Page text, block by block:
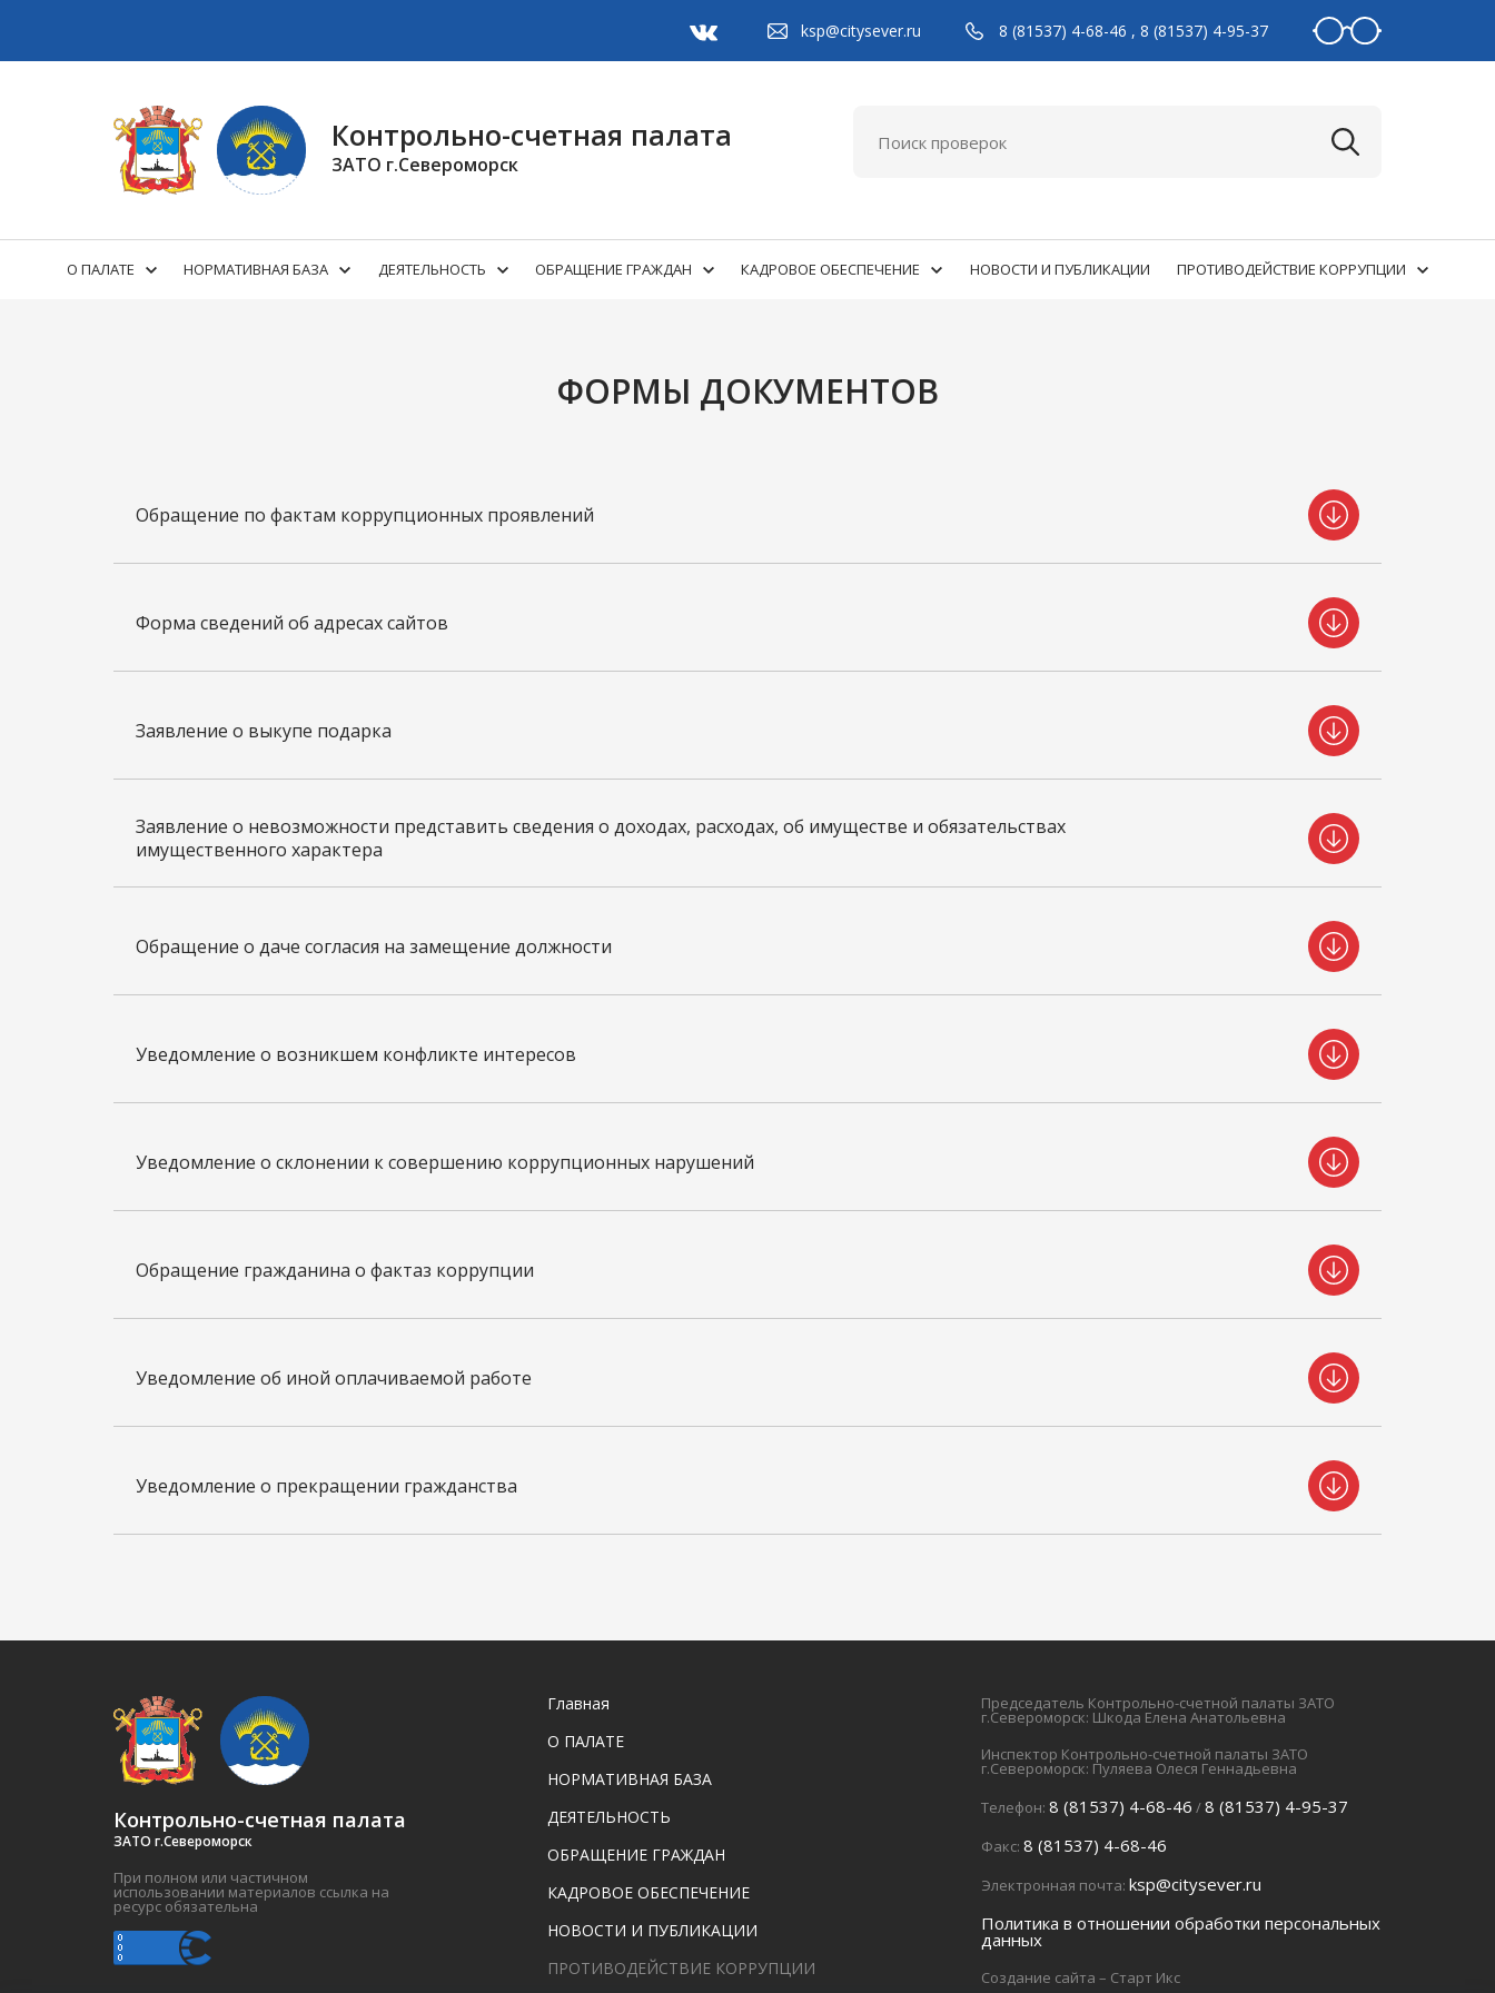
ksp@citysever.ru 8 (81537) 4-68-46 ,8 (81537) 4-95-37
Контрольно-счетная палата
ЗАТО г.Североморск
О ПАЛАТЕ НОРМАТИВНАЯ БАЗА ДЕЯТЕЛЬНОСТЬ ОБРАЩЕНИЕ ГРАЖДАН КАДРОВОЕ ОБЕСПЕЧЕНИЕ НОВОСТИ И ПУБЛИКАЦИИ ПРОТИВОДЕЙСТВИЕ КОРРУПЦИИ
ФОРМЫ ДОКУМЕНТОВ
Обращение по фактам коррупционных проявлений
Форма сведений об адресах сайтов
Заявление о выкупе подарка
Заявление о невозможности представить сведения о доходах, расходах, об имуществе и обязательствах
имущественного характера
Обращение о даче согласия на замещение должности
Уведомление о возникшем конфликте интересов
Уведомление о склонении к совершению коррупционных нарушений
Обращение гражданина о фактаз коррупции
Уведомление об иной оплачиваемой работе
Уведомление о прекращении гражданства
Контрольно-счетная палата
ЗАТО г.Североморск
При полном или частичном
использовании материалов ссылка на
ресурс обязательна
Главная
О ПАЛАТЕ
НОРМАТИВНАЯ БАЗА
ДЕЯТЕЛЬНОСТЬ
ОБРАЩЕНИЕ ГРАЖДАН
КАДРОВОЕ ОБЕСПЕЧЕНИЕ
НОВОСТИ И ПУБЛИКАЦИИ
ПРОТИВОДЕЙСТВИЕ КОРРУПЦИИ
Председатель Контрольно-счетной палаты ЗАТО
г.Североморск: Шкода Елена Анатольевна
Инспектор Контрольно-счетной палаты ЗАТО
г.Североморск: Пуляева Олеся Геннадьевна
Телефон: 8 (81537) 4-68-46 /8 (81537) 4-95-37
Факс: 8 (81537) 4-68-46
Электронная почта: ksp@citysever.ru
Политика в отношении обработки персональных
данных
Создание сайта – Старт Икс